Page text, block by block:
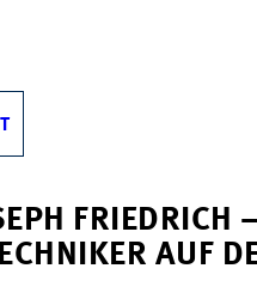
FRIEDRICH
AUF